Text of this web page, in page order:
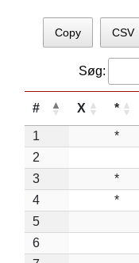
Copy CSV
Søg:
# X *
1 *
2
3
*
4
*
5
6